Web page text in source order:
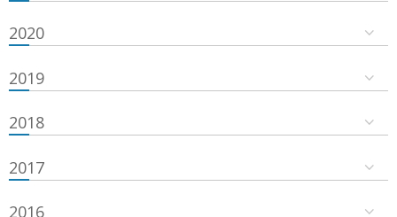
2020
2019
2018
2017
2016